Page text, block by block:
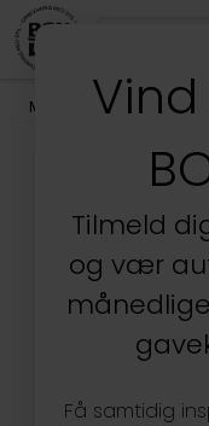
Mærker Derrière La Porte
Vind
Tilmeld
og vær
Få samtidig